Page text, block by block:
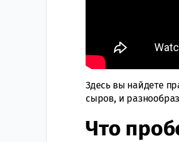
Здесь вы найдете
сыров, и
Что